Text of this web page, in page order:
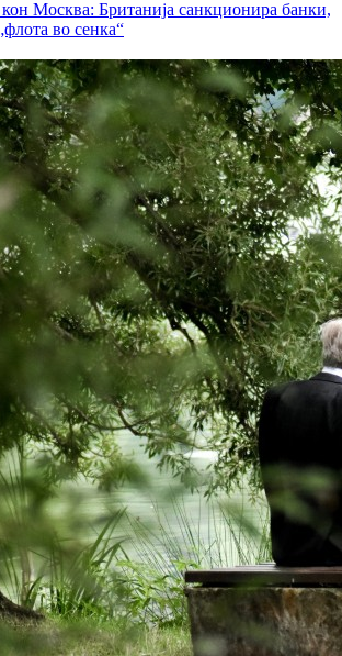
Москва: Британија санкционира банки,
во сенка“